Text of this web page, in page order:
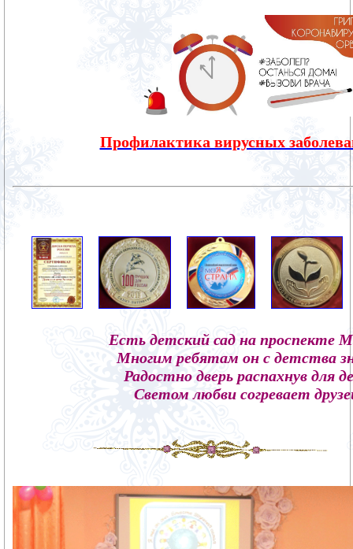
Профилактика вирусных
Есть детский сад на проспекте
Многим ребятам он с детства
Радостно дверь распахнув для
Светом любви согревает